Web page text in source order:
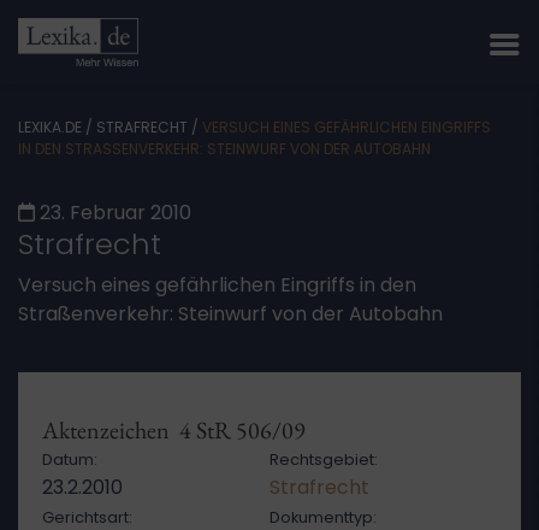
LEXIKA.DE / STRAFRECHT / VERSUCH EINES GEFÄHRLICHEN EINGRIFFS
IN DEN STRASSENVERKEHR: STEINWURF VON DER AUTOBAHN
23. Februar 2010
Strafrecht
Versuch eines gefährlichen Eingriffs in den
Straßenverkehr: Steinwurf von der Autobahn
Aktenzeichen 4 StR 506/09
Datum:
23.2.2010
Rechtsgebiet:
Strafrecht
Gerichtsart: Dokumenttyp: